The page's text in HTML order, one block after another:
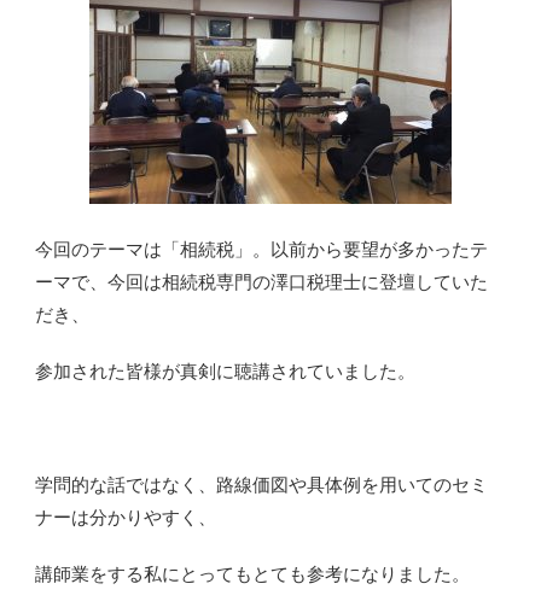
今回のテーマは「相続税」。以前から要望が多かったテ
ーマで、今回は相続税専門の澤口税理士に登壇していた
だき、
参加された皆様が真剣に聴講されていました。
学問的な話ではなく、路線価図や具体例を用いてのセミ
ナーは分かりやすく、
講師業をする私にとってもとても参考になりました。